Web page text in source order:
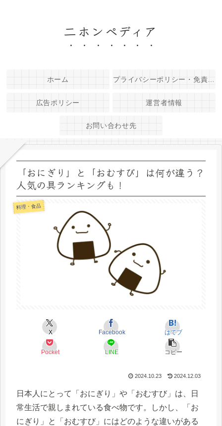
二ホンペディア
ホーム
広告ポリシー 運営者情報
お問い合わせ先
「おにぎり」と「おむすび」は何が違う？
人気の具ランキングも！
料理・食品
X Facebook はてブ
Pocket LINE コピー
2024.10.23 2024.12.03
日本人にとって「おにぎり」や「おむすび」は、日
常生活で親しまれている食べ物です。しかし、「お
にぎり」と「おむすび」にはどのような違いがある